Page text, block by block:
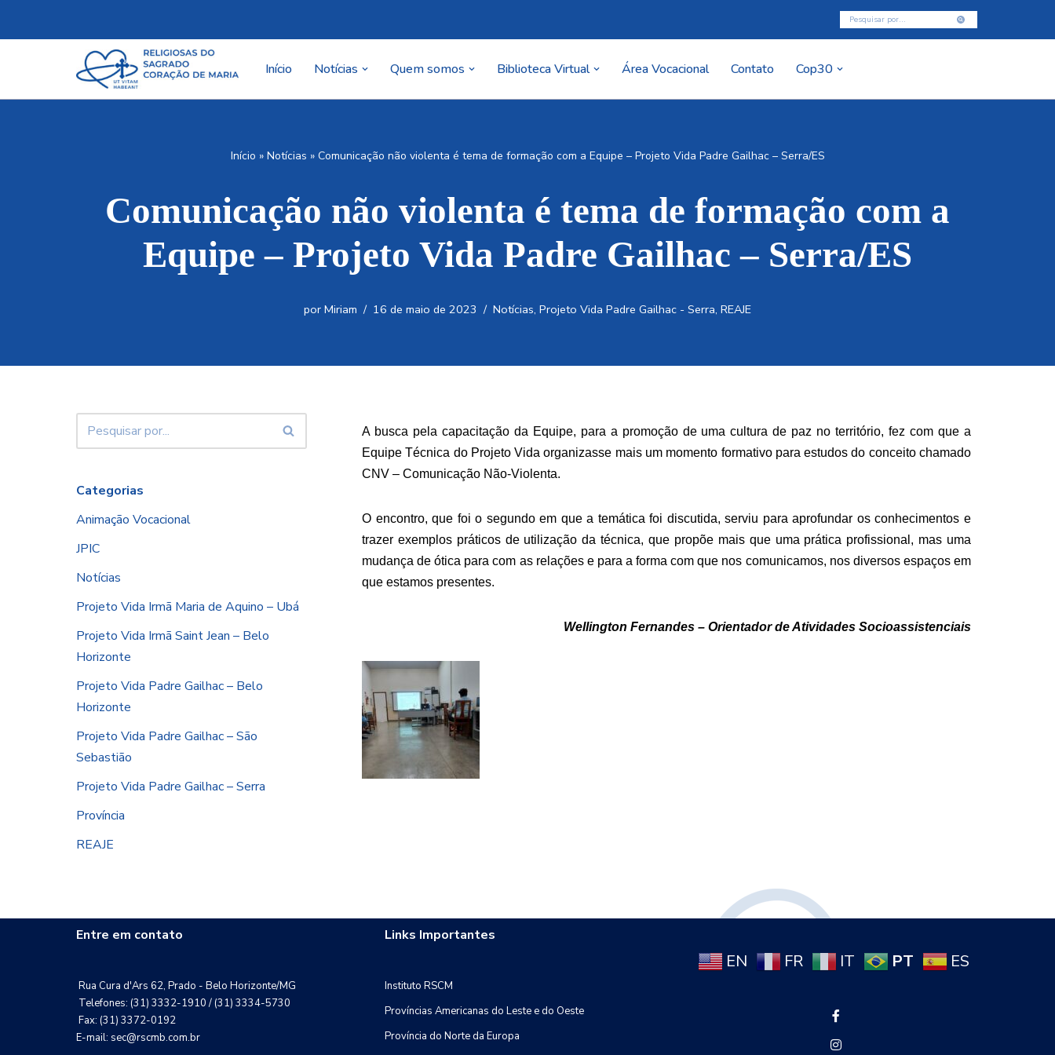
Pular
Início Notícias Quem somos Biblioteca Virtual Área Vocacional Contato Cop30
Início » Notícias » Comunicação não violenta é tema de formação com a Equipe – Projeto Vida Padre Gailhac – Serra/ES
Comunicação não violenta é tema de formação com a
Equipe – Projeto Vida Padre Gailhac – Serra/ES
por Miriam 16 de maio de 2023 Notícias, Projeto Vida Padre Gailhac - Serra, REAJE
Categorias
Animação Vocacional
JPIC
Notícias
Projeto Vida Irmã Maria de Aquino – Ubá
Projeto Vida Irmã Saint Jean – Belo
Horizonte
Projeto Vida Padre Gailhac – Belo
Horizonte
Projeto Vida Padre Gailhac – São
Sebastião
Projeto Vida Padre Gailhac – Serra
Província
REAJE
A busca pela capacitação da Equipe, para a promoção de uma cultura de paz no território, fez com que a
Equipe Técnica do Projeto Vida organizasse mais um momento formativo para estudos do conceito chamado
CNV – Comunicação Não-Violenta.
O encontro, que foi o segundo em que a temática foi discutida, serviu para aprofundar os conhecimentos e
trazer exemplos práticos de utilização da técnica, que propõe mais que uma prática profissional, mas uma
mudança de ótica para com as relações e para a forma com que nos comunicamos, nos diversos espaços em
que estamos presentes.
Wellington Fernandes – Orientador de Atividades Socioassistenciais
Entre em contato
Rua Cura d'Ars 62, Prado - Belo Horizonte/MG
Telefones: (31) 3332-1910 / (31) 3334-5730
Fax: (31) 3372-0192
E-mail: sec@rscmb.com.br
Links Importantes
Instituto RSCM
Províncias Americanas do Leste e do Oeste
Província do Norte da Europa
EN FR IT PT ES